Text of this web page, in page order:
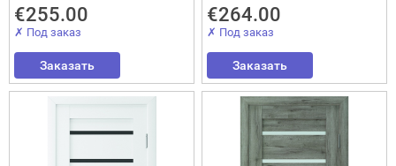
€255.00
✗ Под заказ
Заказать
€264.00
✗ Под заказ
Заказать